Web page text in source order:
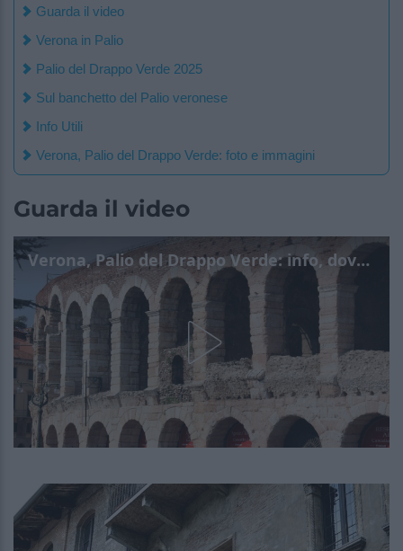
Guarda il video
Verona in Palio
Palio del Drappo Verde 2025
Sul banchetto del Palio veronese
Info Utili
Verona, Palio del Drappo Verde: foto e immagini
Guarda il video
Verona, Palio del Drappo Verde: info, dove e quando